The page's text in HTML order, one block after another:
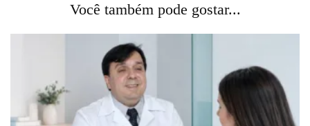
Você também pode gostar...